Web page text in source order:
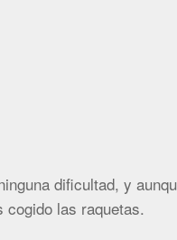
dificultad, y
cogido las raquetas.